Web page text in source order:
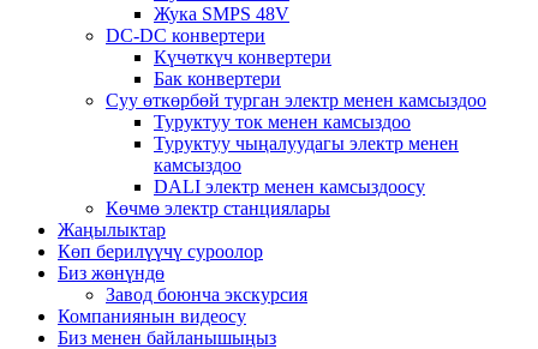
Жука SMPS 48V
DC-DC конвертери
Күчөткүч конвертери
Бак конвертери
Суу өткөрбөй турган электр менен камсыздоо
Туруктуу ток менен камсыздоо
Туруктуу чыңалуудагы электр менен
камсыздоо
DALI электр менен камсыздоосу
Көчмө электр станциялары
Жаңылыктар
Көп берилүүчү суроолор
Биз жөнүндө
Завод боюнча экскурсия
Компаниянын видеосу
Биз менен байланышыңыз